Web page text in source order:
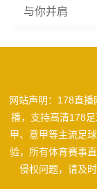
与你并肩
网站声明：178直
播，支持高清178
甲、意甲等主流足
验，所有体育赛事
侵权问题，请及